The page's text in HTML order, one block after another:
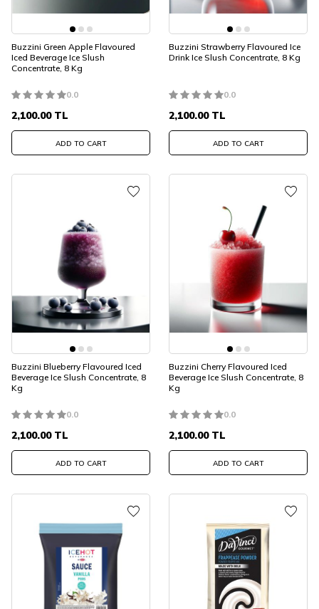
Buzzini Green Apple Flavoured
Iced Beverage Ice Slush
Concentrate, 8 Kg
0.0
2,100.00TL
ADD TO CART
Buzzini Strawberry Flavoured Ice
Drink Ice Slush Concentrate, 8 Kg
0.0
2,100.00TL
ADD TO CART
Buzzini Blueberry Flavoured Iced
Beverage Ice Slush Concentrate, 8
Kg
0.0
2,100.00TL
ADD TO CART
Buzzini Cherry Flavoured Iced
Beverage Ice Slush Concentrate, 8
Kg
0.0
2,100.00TL
ADD TO CART